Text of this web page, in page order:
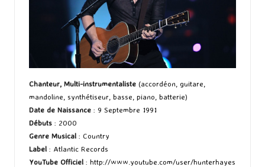
Chanteur, Multi-instrumentaliste (accordéon, guitare,
mandoline, synthétiseur, basse, piano, batterie)
Date de Naissance : 9 Septembre 1991
Débuts : 2000
Genre Musical : Country
Label : Atlantic Records
YouTube Officiel : http://www.youtube.com/user/hunterhayes